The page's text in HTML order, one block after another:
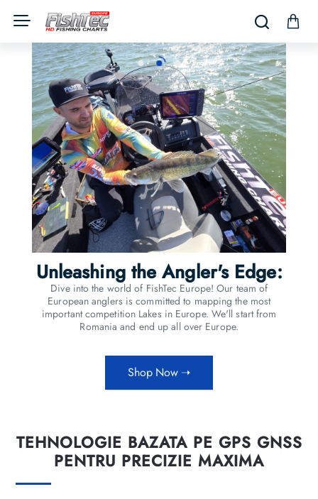
Fishtec
Europe
Unleashing the Angler's Edge:
Dive into the world of FishTec Europe! Our team of
European anglers is committed to mapping the most
important competition Lakes in Europe. We'll start from
Romania and end up all over Europe.
Shop Now ➝
TEHNOLOGIE BAZATA PE GPS GNSS
PENTRU PRECIZIE MAXIMA